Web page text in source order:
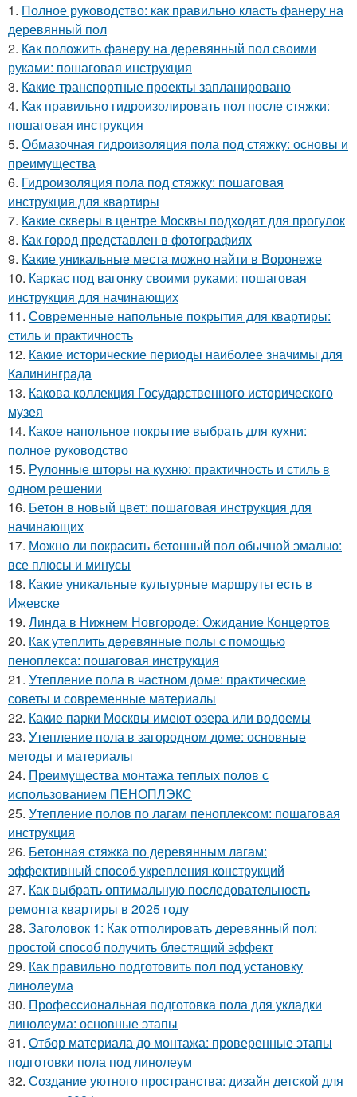
1. Полное руководство: как правильно класть фанеру на
деревянный пол
2. Как положить фанеру на деревянный пол своими
руками: пошаговая инструкция
3. Какие транспортные проекты запланировано
4. Как правильно гидроизолировать пол после стяжки:
пошаговая инструкция
5. Обмазочная гидроизоляция пола под стяжку: основы и
преимущества
6. Гидроизоляция пола под стяжку: пошаговая
инструкция для квартиры
7. Какие скверы в центре Москвы подходят для прогулок
8. Как город представлен в фотографиях
9. Какие уникальные места можно найти в Воронеже
10. Каркас под вагонку своими руками: пошаговая
инструкция для начинающих
11. Современные напольные покрытия для квартиры:
стиль и практичность
12. Какие исторические периоды наиболее значимы для
Калининграда
13. Какова коллекция Государственного исторического
музея
14. Какое напольное покрытие выбрать для кухни:
полное руководство
15. Рулонные шторы на кухню: практичность и стиль в
одном решении
16. Бетон в новый цвет: пошаговая инструкция для
начинающих
17. Можно ли покрасить бетонный пол обычной эмалью:
все плюсы и минусы
18. Какие уникальные культурные маршруты есть в
Ижевске
19. Линда в Нижнем Новгороде: Ожидание Концертов
20. Как утеплить деревянные полы с помощью
пеноплекса: пошаговая инструкция
21. Утепление пола в частном доме: практические
советы и современные материалы
22. Какие парки Москвы имеют озера или водоемы
23. Утепление пола в загородном доме: основные
методы и материалы
24. Преимущества монтажа теплых полов с
использованием ПЕНОПЛЭКС
25. Утепление полов по лагам пеноплексом: пошаговая
инструкция
26. Бетонная стяжка по деревянным лагам:
эффективный способ укрепления конструкций
27. Как выбрать оптимальную последовательность
ремонта квартиры в 2025 году
28. Заголовок 1: Как отполировать деревянный пол:
простой способ получить блестящий эффект
29. Как правильно подготовить пол под установку
линолеума
30. Профессиональная подготовка пола для укладки
линолеума: основные этапы
31. Отбор материала до монтажа: проверенные этапы
подготовки пола под линолеум
32. Создание уютного пространства: дизайн детской для